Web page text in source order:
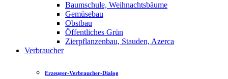
Baumschule, Weihnachtsbäume
Gemüsebau
Obstbau
Öffentliches Grün
Zierpflanzenbau, Stauden, Azerca
Verbraucher
Erzeuger-Verbraucher-Dialog